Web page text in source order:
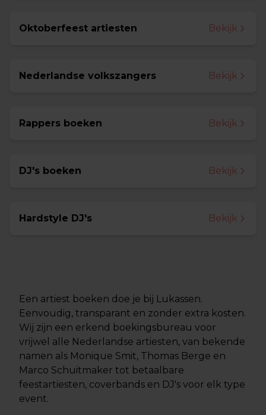
Oktoberfeest artiesten Bekijk
Nederlandse volkszangers Bekijk
Rappers boeken Bekijk
DJ's boeken Bekijk
Hardstyle DJ's Bekijk
Een artiest boeken doe je bij Lukassen.
Eenvoudig, transparant en zonder extra kosten.
Wij zijn een erkend boekingsbureau voor
vrijwel alle Nederlandse artiesten, van bekende
namen als Monique Smit, Thomas Berge en
Marco Schuitmaker tot betaalbare
feestartiesten, coverbands en DJ's voor elk type
event.